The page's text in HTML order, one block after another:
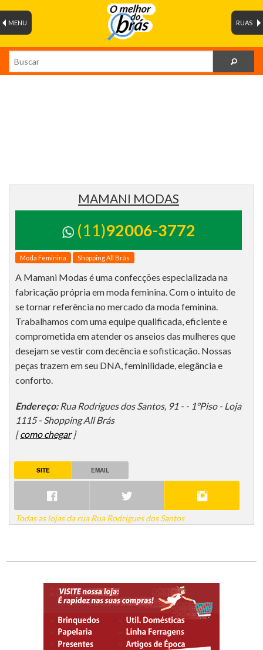
RUAS
MENU
MAMANI MODAS
(11)92006-3772
Moda Feminina Shopping All Brás
A Mamani Modas é uma confecções especializada na
fabricação própria em moda feminina. Com o intuito de
se tornar referência no mercado da moda feminina.
Trabalhamos com uma equipe qualificada, eficiente e
comprometida em atender os anseios das mulheres que
desejam se vestir com decência e sofisticação. Nossas
peças trazem em seu DNA, feminilidade, elegância e
conforto.
Endereço: Rua Rodrigues dos Santos, 91 - - 1°Piso - Loja
1115 - Shopping All Brás
[como chegar]
SITE EMAIL
Todas as lojas da rua Rua Rodrigues dos Santos